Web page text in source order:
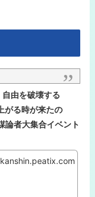
自由を破壊する
る時が来たの
論者大集合イベント